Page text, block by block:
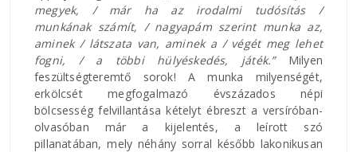
megyek, / már ha az irodalmi tudósítás /
munkának számít, / nagyapám szerint munka az,
aminek / látszata van, aminek a / végét meg lehet
fogni, / a többi hülyéskedés, játék.”Milyen
feszültségteremtő sorok! A munka milyenségét,
erkölcsét megfogalmazó évszázados népi
bölcsesség felvillantása kételyt ébreszt a versíróban-
olvasóban már a kijelentés, a leírott szó
pillanatában, mely néhány sorral később lakonikusan